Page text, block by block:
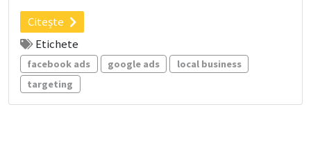
Citește
Etichete
facebook ads google ads
local business
targeting